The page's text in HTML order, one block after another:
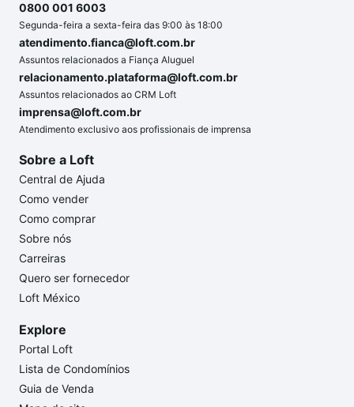
0800 001 6003
Segunda-feira a sexta-feira das 9:00 às 18:00
atendimento.fianca@loft.com.br
Assuntos relacionados a Fiança Aluguel
relacionamento.plataforma@loft.com.br
Assuntos relacionados ao CRM Loft
imprensa@loft.com.br
Atendimento exclusivo aos profissionais de imprensa
Sobre a Loft
Central de Ajuda
Como vender
Como comprar
Sobre nós
Carreiras
Quero ser fornecedor
Loft México
Explore
Portal Loft
Lista de Condomínios
Guia de Venda